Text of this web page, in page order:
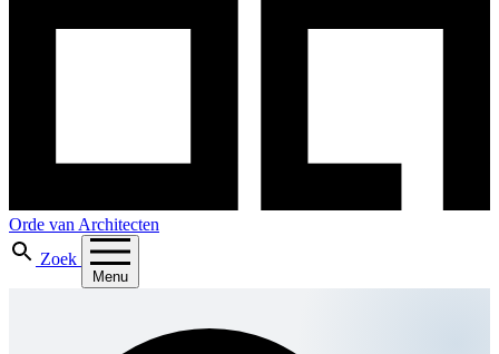
Orde van Architecten
Zoek
Menu